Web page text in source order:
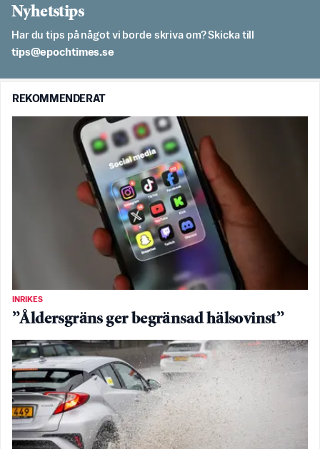
Nyhetstips
Har du tips på något vi borde skriva om? Skicka till
es.semithcope@spit
REKOMMENDERAT
INRIKES
”Åldersgräns ger begränsad hälsovinst”